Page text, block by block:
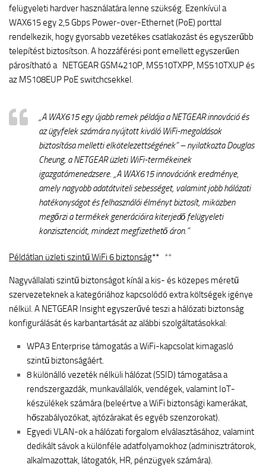
felügyeleti hardver használatára lenne szükség. Ezenkívül a
WAX615 egy 2,5 Gbps Power-over-Ethernet (PoE) porttal
rendelkezik, hogy gyorsabb vezetékes csatlakozást és egyszerűbb
telepítést biztosítson. A hozzáférési pont emellett egyszerűen
párosítható a NETGEAR GSM4210P, MS510TXPP, MS510TXUP és
az MS108EUP PoE switchcsekkel.
„A WAX615 egy újabb remek példája a NETGEAR innováció és
az ügyfelek számára nyújtott kiváló WiFi-megoldások
biztosítása melletti elkötelezettségének” – nyilatkozta Douglas
Cheung, a NETGEAR üzleti WiFi-termékeinek
igazgatómenedzsere. „A WAX615 innovációnk eredménye,
amely nagyobb adatátviteli sebességet, valamint jobb hálózati
hatékonyságot és felhasználói élményt biztosít, miközben
megőrzi a termékek generációira kiterjedő felügyeleti
konzisztenciát, mindezt megfizethető áron.”
Példátlan üzleti szintű WiFi 6 biztonság** **
Nagyvállalati szintű biztonságot kínál a kis- és közepes méretű
szervezeteknek a kategóriához kapcsolódó extra költségek igénye
nélkül. A NETGEAR Insight egyszerűvé teszi a hálózati biztonság
konfigurálását és karbantartását az alábbi szolgáltatásokkal:
WPA3 Enterprise támogatás a WiFi-kapcsolat kimagasló
szintű biztonságáért.
8 különálló vezeték nélküli hálózat (SSID) támogatása a
rendszergazdák, munkavállalók, vendégek, valamint IoT-
készülékek számára (beleértve a WiFi biztonsági kamerákat,
hőszabályozókat, ajtózárakat és egyéb szenzorokat).
Egyedi VLAN-ok a hálózati forgalom elválasztásához, valamint
dedikált sávok a különféle adatfolyamokhoz (adminisztrátorok,
alkalmazottak, látogatók, HR, pénzügyek számára).